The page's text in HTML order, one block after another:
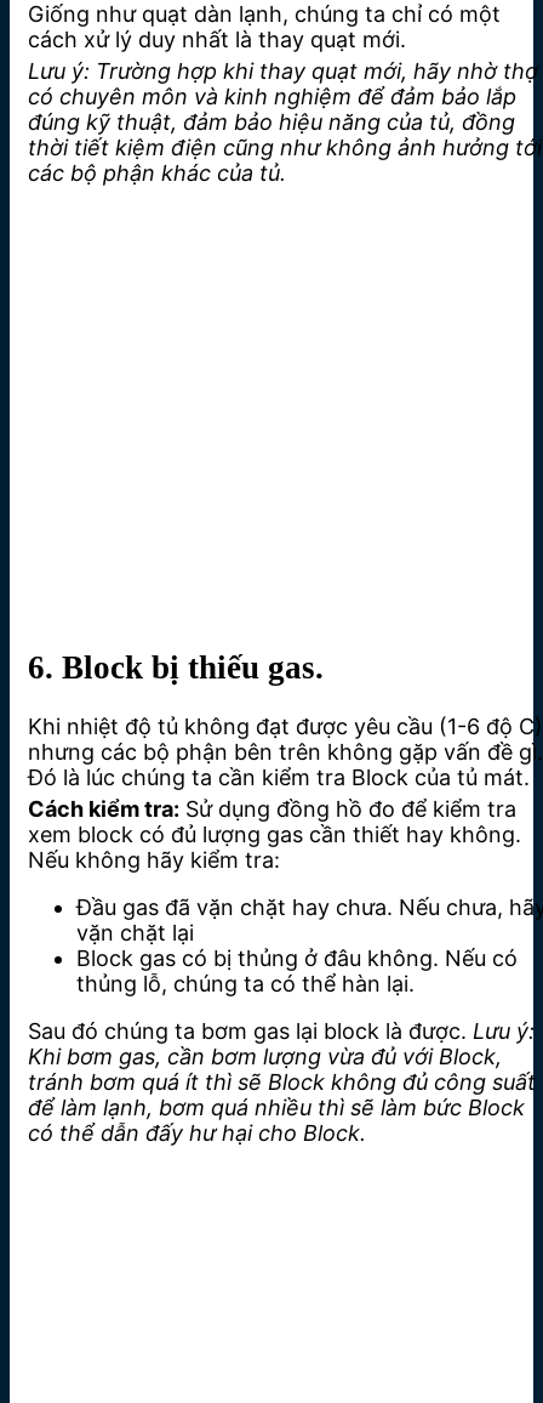
Giống như quạt dàn lạnh, chúng ta chỉ có một
cách xử lý duy nhất là thay quạt mới.
Lưu ý: Trường hợp khi thay quạt mới, hãy nhờ thợ
có chuyên môn và kinh nghiệm để đảm bảo lắp
đúng kỹ thuật, đảm bảo hiệu năng của tủ, đồng
thời tiết kiệm điện cũng như không ảnh hưởng tới
các bộ phận khác của tủ.
6. Block bị thiếu gas.
Khi nhiệt độ tủ không đạt được yêu cầu (1-6 độ
nhưng các bộ phận bên trên không gặp vấn đề gì.
Đó là lúc chúng ta cần kiểm tra Block của tủ mát.
Cách kiểm tra: Sử dụng đồng hồ đo để kiểm tra
xem block có đủ lượng gas cần thiết hay không.
Nếu không hãy kiểm tra:
Đầu gas đã vặn chặt hay chưa. Nếu chưa,
vặn chặt lại
Block gas có bị thủng ở đâu không. Nếu có
thủng lỗ, chúng ta có thể hàn lại.
Sau đó chúng ta bơm gas lại block là được. Lưu ý:
Khi bơm gas, cần bơm lượng vừa đủ với Block,
tránh bơm quá ít thì sẽ Block không đủ công suất
để làm lạnh, bơm quá nhiều thì sẽ làm bức Block
có thể dẫn đấy hư hại cho Block.